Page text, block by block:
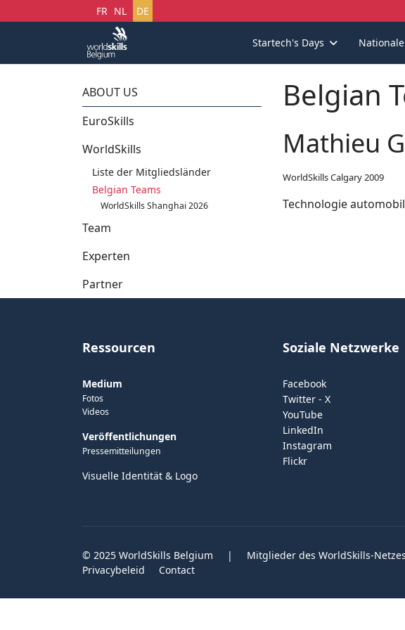
Sprache auswählen
FR NL DE
Startech's Days
ABOUT US
EuroSkills
WorldSkills
Liste der Mitgliedsländer
Belgian Teams
WorldSkills Shanghai 2026
Team
Experten
Partner
Belgian
Mathieu
WorldSkills Calgary 2009
Technologie
Ressourcen
Medium
Fotos
Videos
Veröffentlichungen
Pressemitteilungen
Visuelle Identität & Logo
Soziale Netzwerke
Facebook
Twitter - X
YouTube
LinkedIn
Instagram
Flickr
© 2025 WorldSkills Belgium | Mitglieder des WorldSkills-Netzes
Privacybeleid
Contact